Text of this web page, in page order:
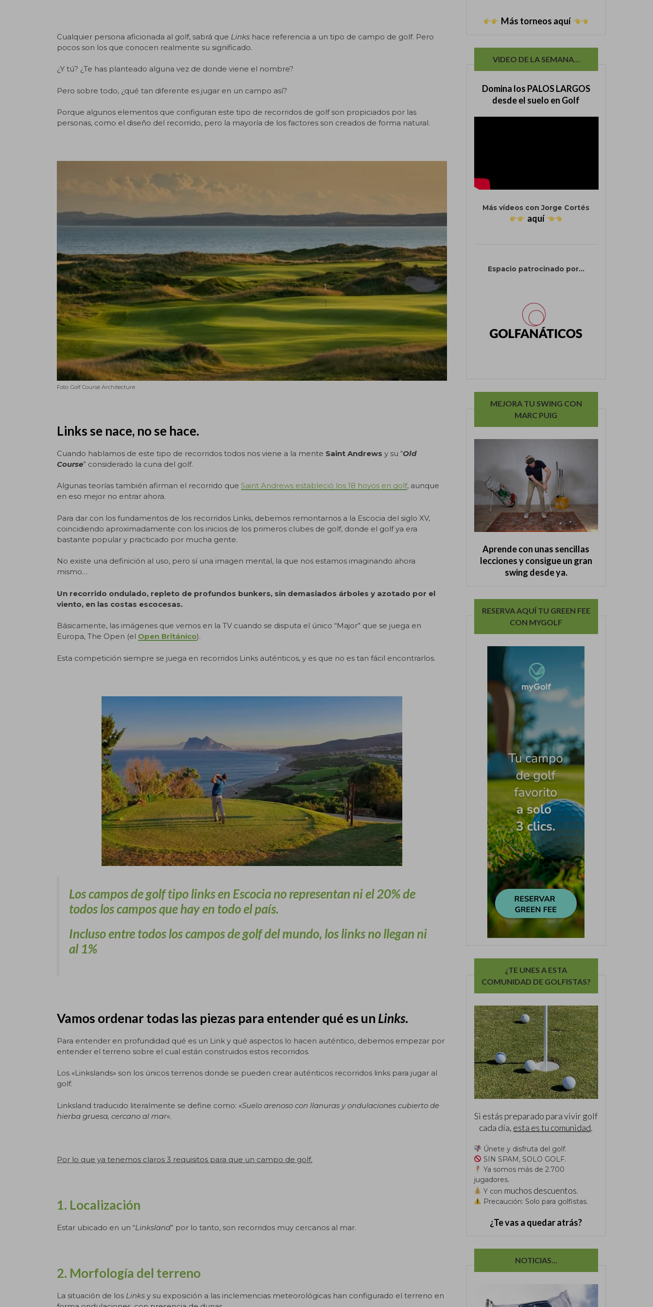
Cualquier persona aficionada al golf, sabrá que Links hace referencia a un tipo de campo de golf. Pero
pocos son los que conocen realmente su significado.
¿Y tú? ¿Te has planteado alguna vez de donde viene el nombre?
Pero sobre todo, ¿qué tan diferente es jugar en un campo así?
Porque algunos elementos que configuran este tipo de recorridos de golf son propiciados por las
personas, como el diseño del recorrido, pero la mayoría de los factores son creados de forma natural.
Foto: Golf Course Architecture
Links se nace, no se hace.
Cuando hablamos de este tipo de recorridos todos nos viene a la mente Saint Andrews y su “Old
Course” considerado la cuna del golf.
Algunas teorías también afirman el recorrido que Saint Andrews estableció los 18 hoyos en golf, aunque
en eso mejor no entrar ahora.
Para dar con los fundamentos de los recorridos Links, debemos remontarnos a la Escocia del siglo XV,
coincidiendo aproximadamente con los inicios de los primeros clubes de golf, donde el golf ya era
bastante popular y practicado por mucha gente.
No existe una definición al uso, pero sí una imagen mental, la que nos estamos imaginando ahora
mismo…
Un recorrido ondulado, repleto de profundos bunkers, sin demasiados árboles y azotado por el
viento, en las costas escocesas.
Básicamente, las imágenes que vemos en la TV cuando se disputa el único “Major” que se juega en
Europa, The Open (el Open Británico).
Esta competición siempre se juega en recorridos Links auténticos, y es que no es tan fácil encontrarlos.
Los campos de golf tipo links en Escocia no representan ni el 20% de
todos los campos que hay en todo el país.
Incluso entre todos los campos de golf del mundo, los links no llegan ni
al 1%
Vamos ordenar todas las piezas para entender qué es un Links.
Para entender en profundidad qué es un Link y qué aspectos lo hacen auténtico, debemos empezar por
entender el terreno sobre el cual están construidos estos recorridos.
Los «Linkslands» son los únicos terrenos donde se pueden crear auténticos recorridos links para jugar al
golf.
Linksland traducido literalmente se define como: «Suelo arenoso con llanuras y ondulaciones cubierto de
hierba gruesa, cercano al mar«.
Por lo que ya tenemos claros 3 requisitos para que un campo de golf.
1. Localización
Estar ubicado en un “Linksland” por lo tanto, son recorridos muy cercanos al mar.
2. Morfología del terreno
La situación de los Links y su exposición a las inclemencias meteorológicas han configurado el terreno en
Más torneos aquí
VIDEO DE LA SEMANA…
Domina los PALOS LARGOS
desde el suelo en Golf
Más vídeos con Jorge Cortés
aquí
Espacio patrocinado por...
MEJORA TU SWING CON
MARC PUIG
Aprende con unas sencillas
lecciones y consigue un gran
swing desde ya.
RESERVA AQUÍ TU GREEN FEE
CON MYGOLF
¿TE UNES A ESTA
COMUNIDAD DE GOLFISTAS?
Si estás preparado para vivir golf
cada día, esta es tu comunidad.
Únete y disfruta del golf.
SIN SPAM, SOLO GOLF.
Ya somos más de 2.700
jugadores.
Y con muchos descuentos.
Precaución: Solo para golfistas.
¿Te vas a quedar atrás?
NOTICIAS…